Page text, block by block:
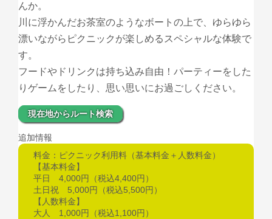
んか。
川に浮かんだお茶室のようなボートの上で、ゆらゆら
漂いながらピクニックが楽しめるスペシャルな体験で
す。
フードやドリンクは持ち込み自由！パーティーをした
りゲームをしたり、思い思いにお過ごしください。
現在地からルート検索
追加情報
料金：ピクニック利用料（基本料金＋人数料金）
【基本料金】
平日 4,000円（税込4,400円）
土日祝 5,000円（税込5,500円）
【人数料金】
大人 1,000円（税込1,100円）